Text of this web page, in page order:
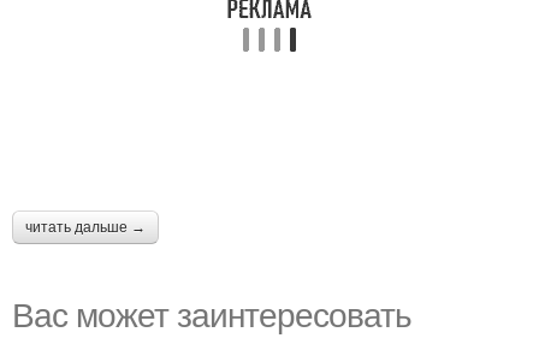
читать дальше →
Вас может заинтересовать